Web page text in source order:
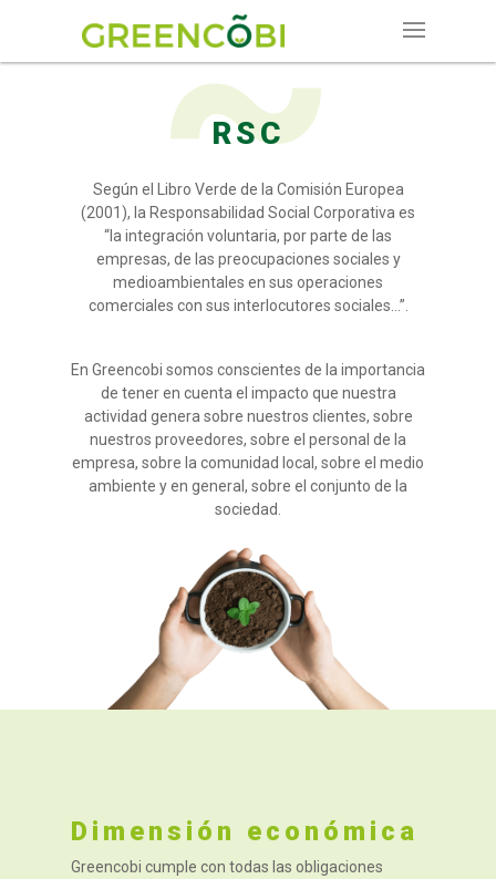
RSC
Según el Libro Verde de la Comisión Europea
(2001), la Responsabilidad Social Corporativa es
“la integración voluntaria, por parte de las
empresas, de las preocupaciones sociales y
medioambientales en sus operaciones
comerciales con sus interlocutores sociales…”.
En Greencobi somos conscientes de la importancia
de tener en cuenta el impacto que nuestra
actividad genera sobre nuestros clientes, sobre
nuestros proveedores, sobre el personal de la
empresa, sobre la comunidad local, sobre el medio
ambiente y en general, sobre el conjunto de la
sociedad.
Dimensión económica
Greencobi cumple con todas las obligaciones